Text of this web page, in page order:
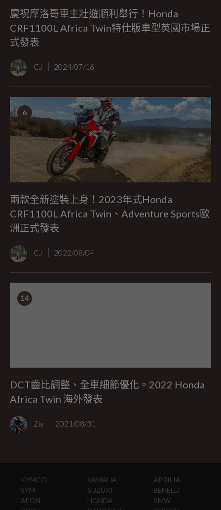
慶祝摩洛哥車主壯遊順利舉行！Honda
CRF1100L Africa Twin特仕版車型英國市場正
式發表
CJ 2024/07/16
6
兩款全新塗裝上身！2023年式Honda
CRF1100L Africa Twin、Adventure Sports歐
洲正式發表
CJ 2022/08/04
14
DCT齒比調整、全車細節優化。2022 Honda
Africa Twin 海外發表
Ziv 2021/08/31
KYMCO
SYM
AEON
YAMAHA
SUZUKI
HONDA
APRILIA
BENELLI
BMW